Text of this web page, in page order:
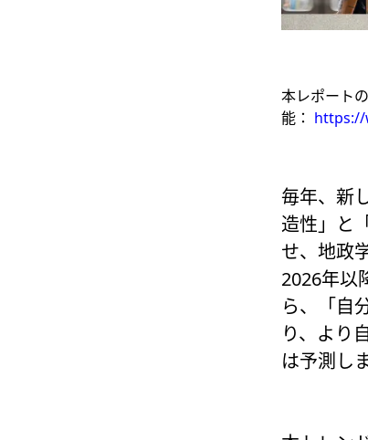
本レポート
能： https://
毎年、新
造性」と
せ、地政
2026年以
ら、「自
り、より
は予測し